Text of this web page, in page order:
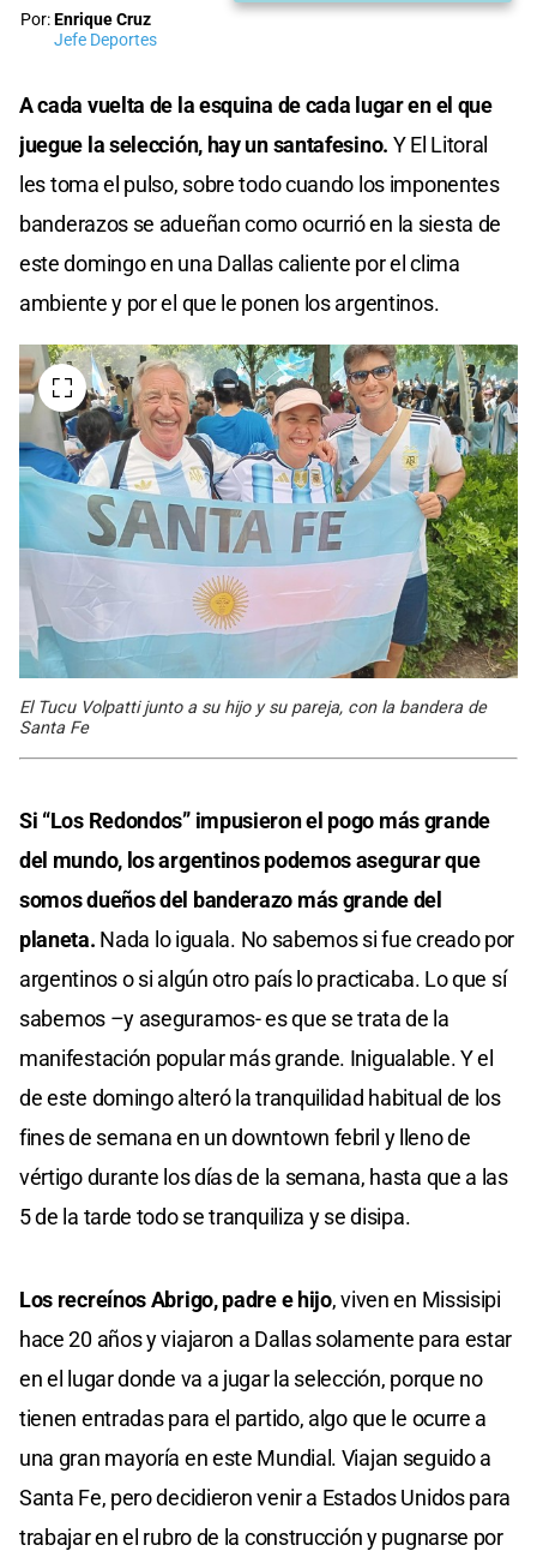
Por:Enrique Cruz
Jefe Deportes
A cada vuelta de la esquina de cada lugar en el que
juegue la selección, hay un santafesino. Y El Litoral
les toma el pulso, sobre todo cuando los imponentes
banderazos se adueñan como ocurrió en la siesta de
este domingo en una Dallas caliente por el clima
ambiente y por el que le ponen los argentinos.
El Tucu Volpatti junto a su hijo y su pareja, con la bandera de
Santa Fe
Si “Los Redondos” impusieron el pogo más grande
del mundo, los argentinos podemos asegurar que
somos dueños del banderazo más grande del
planeta. Nada lo iguala. No sabemos si fue creado por
argentinos o si algún otro país lo practicaba. Lo que sí
sabemos –y aseguramos- es que se trata de la
manifestación popular más grande. Inigualable. Y el
de este domingo alteró la tranquilidad habitual de los
fines de semana en un downtown febril y lleno de
vértigo durante los días de la semana, hasta que a las
5 de la tarde todo se tranquiliza y se disipa.
Los recreínos Abrigo, padre e hijo, viven en Missisipi
hace 20 años y viajaron a Dallas solamente para estar
en el lugar donde va a jugar la selección, porque no
tienen entradas para el partido, algo que le ocurre a
una gran mayoría en este Mundial. Viajan seguido a
Santa Fe, pero decidieron venir a Estados Unidos para
trabajar en el rubro de la construcción y pugnarse por